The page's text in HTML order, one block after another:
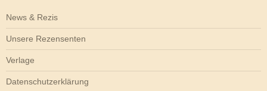
News & Rezis
Unsere Rezensenten
Verlage
Datenschutzerklärung